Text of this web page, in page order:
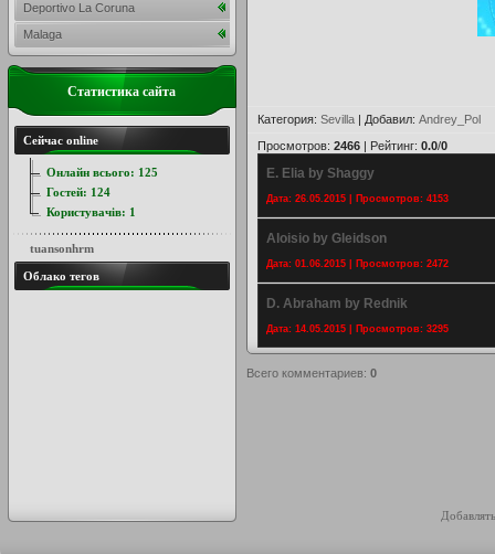
Категория: Sevilla | Добавил: Andrey_Pol
Просмотров: 2466 | Рейтинг: 0.0/0
E. Elia by Shaggy
Дата: 26.05.2015 | Просмотров: 4153
Aloisio by Gleidson
Дата: 01.06.2015 | Просмотров: 2472
D. Abraham by Rednik
Дата: 14.05.2015 | Просмотров: 3295
Всего комментариев: 0
Deportivo La Coruna
Malaga
Статистика сайта
Сейчас online
Онлайн всього: 125
Гостей: 124
Користувачів: 1
tuansonhrm
Облако тегов